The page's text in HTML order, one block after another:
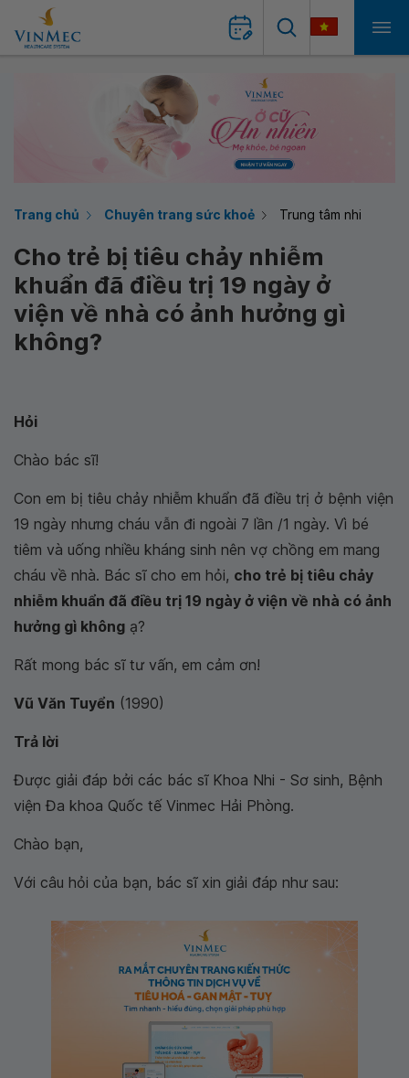
Trang chủ Chuyên trang sức khoẻ Trung tâm nhi
Cho trẻ bị tiêu chảy nhiễm
khuẩn đã điều trị 19 ngày ở
viện về nhà có ảnh hưởng gì
không?
Hỏi
Chào bác sĩ!
Con em bị tiêu chảy nhiễm khuẩn đã điều trị ở bệnh viện
19 ngày nhưng cháu vẫn đi ngoài 7 lần /1 ngày. Vì bé
tiêm và uống nhiều kháng sinh nên vợ chồng em mang
cháu về nhà. Bác sĩ cho em hỏi, cho trẻ bị tiêu chảy
nhiễm khuẩn đã điều trị 19 ngày ở viện về nhà có ảnh
hưởng gì không ạ?
Rất mong bác sĩ tư vấn, em cảm ơn!
Vũ Văn Tuyển (1990)
Trả lời
Được giải đáp bởi các bác sĩ Khoa Nhi - Sơ sinh, Bệnh
viện Đa khoa Quốc tế Vinmec Hải Phòng.
Chào bạn,
Với câu hỏi của bạn, bác sĩ xin giải đáp như sau: